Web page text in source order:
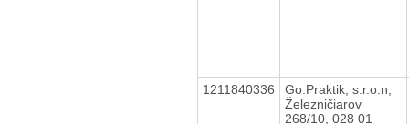
1211840336
Go.Praktik, s.r.o.n,
Železničiarov
268/10, 028 01